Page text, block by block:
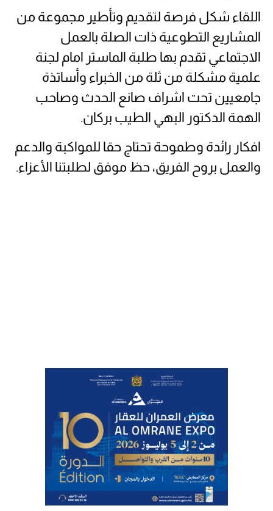
اللقاء شكل فرصة لتقديم وتأطير مجموعة من
المشاريع التطوعية ذات الصلة بالعمل
الاجتماعي تقدم بها طلبة الماستر امام لجنة
علمية مشكلة من ثلة من الخبراء وأساتذة
جامعيين تحت اشراف صانع الحدث وصاحب
الهمة الدكتور البهي الطيب بركان.
افكار رائدة وطموحة تحتاج حقا للمواكبة والدعم
والعمل بروح الفريق، حظ موفق لطلبتنا الأعزاء.